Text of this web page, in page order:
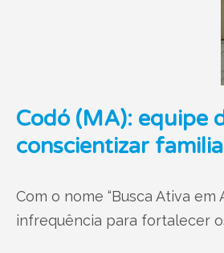
Codó (MA): equipe
conscientizar
Com o nome “Busca Ativa
infrequência para fortalecer